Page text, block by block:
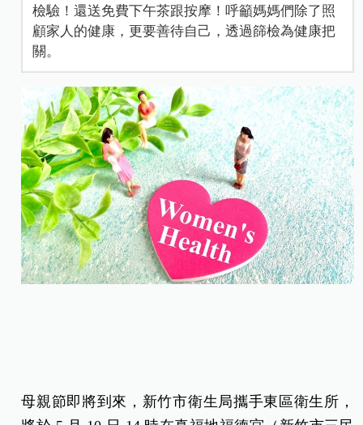
檢驗！還送免費下午茶跟按摩！呼籲媽媽們除了照
顧家人的健康，更要善待自己，透過篩檢為健康把
關。
母親節即將到來，新竹市衛生局攜手東區衛生所，